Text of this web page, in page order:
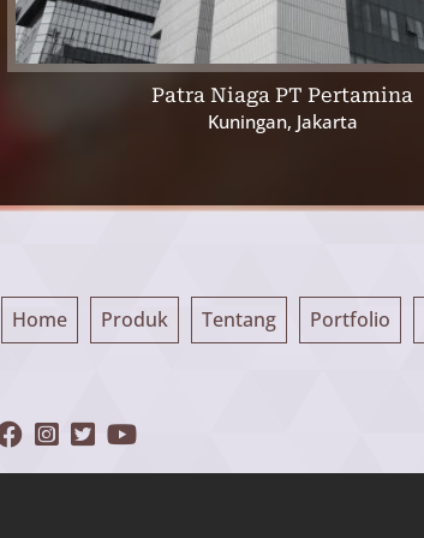
Patra Niaga PT Pertamina
Kuningan, Jakarta
Main
navigation
Home Produk Tentang Portfolio